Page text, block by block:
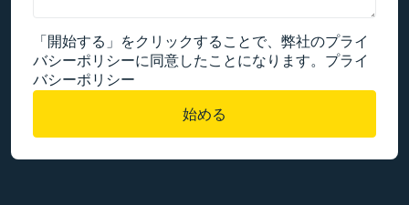
「開始する」をクリックすることで、弊社のプライ
バシーポリシーに同意したことになります。 プライ
バシーポリシー
始める